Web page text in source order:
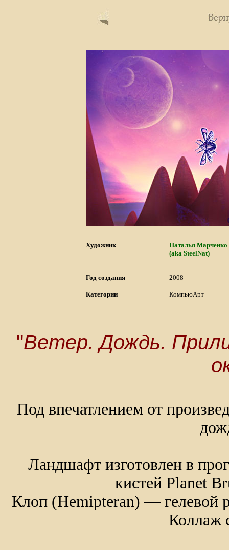
Художник
Наталья Марченко
(aka SteelNat)
Год создания 2008
Категории КомпьюАрт
"Ветер. Дождь.
Под впечатлением от
Ландшафт изготовлен в
кистей Planet
Клоп (Hemipteran) — гелевой
Коллаж